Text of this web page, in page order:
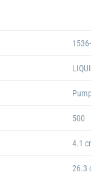
500
4.1
26.3